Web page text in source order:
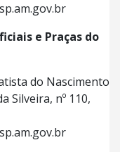
e Praças do
do Nascimento
Silveira, nº 110,